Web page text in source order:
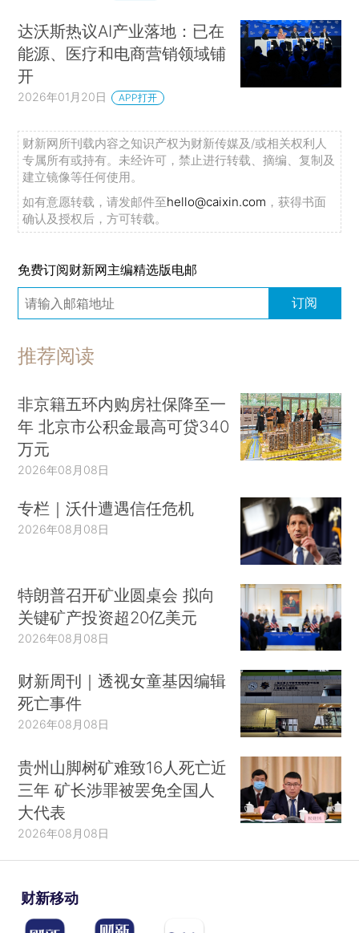
达沃斯热议AI产业落地：已在
能源、医疗和电商营销领域铺
开
2026年01月20日 APP打开
财新网所刊载内容之知识产权为财新传媒及/或相关权利人
专属所有或持有。未经许可，禁止进行转载、摘编、复制及
建立镜像等任何使用。
如有意愿转载，请发邮件至hello@caixin.com ，获得书面
确认及授权后，方可转载。
免费订阅财新网主编精选版电邮
订阅
推荐阅读
非京籍五环内购房社保降至一
年 北京市公积金最高可贷340
万元
2026年08月08日
专栏｜沃什遭遇信任危机
2026年08月08日
特朗普召开矿业圆桌会 拟向
关键矿产投资超20亿美元
2026年08月08日
财新周刊｜透视女童基因编辑
死亡事件
2026年08月08日
贵州山脚树矿难致16人死亡近
三年 矿长涉罪被罢免全国人
大代表
2026年08月08日
财新移动